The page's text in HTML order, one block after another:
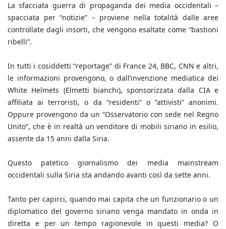
La sfacciata guerra di propaganda dei media occidentali –
spacciata per “notizie” – proviene nella totalità dalle aree
controllate dagli insorti, che vengono esaltate come “bastioni
ribelli”.
In tutti i cosiddetti “reportage” di France 24, BBC, CNN e altri,
le informazioni provengono, o dall’invenzione mediatica dei
White Helmets (Elmetti bianchi), sponsorizzata dalla CIA e
affiliata ai terroristi, o da “residenti” o “attivisti” anonimi.
Oppure provengono da un “Osservatorio con sede nel Regno
Unito”, che è in realtà un venditore di mobili siriano in esilio,
assente da 15 anni dalla Siria.
Questo patetico giornalismo dei media mainstream
occidentali sulla Siria sta andando avanti così da sette anni.
Tanto per capirci, quando mai capita che un funzionario o un
diplomatico del governo siriano venga mandato in onda in
diretta e per un tempo ragionevole in questi media? O